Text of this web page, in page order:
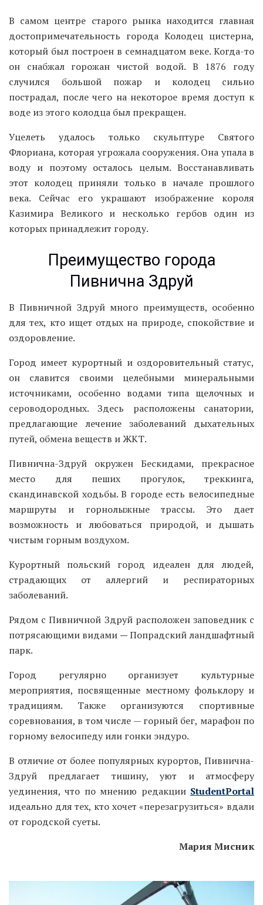
В самом центре старого рынка находится главная
достопримечательность города Колодец цистерна,
который был построен в семнадцатом веке. Когда-то
он снабжал горожан чистой водой. В 1876 году
случился большой пожар и колодец сильно
пострадал, после чего на некоторое время доступ к
воде из этого колодца был прекращен.
Уцелеть удалось только скульптуре Святого
Флориана, которая угрожала сооружения. Она упала в
воду и поэтому осталось целым. Восстанавливать
этот колодец приняли только в начале прошлого
века. Сейчас его украшают изображение короля
Казимира Великого и несколько гербов один из
которых принадлежит городу.
Преимущество города
Пивнична Здруй
В Пивничной Здруй много преимуществ, особенно
для тех, кто ищет отдых на природе, спокойствие и
оздоровление.
Город имеет курортный и оздоровительный статус,
он славится своими целебными минеральными
источниками, особенно водами типа щелочных и
сероводородных. Здесь расположены санатории,
предлагающие лечение заболеваний дыхательных
путей, обмена веществ и ЖКТ.
Пивнична-Здруй окружен Бескидами, прекрасное
место для пеших прогулок, треккинга,
скандинавской ходьбы. В городе есть велосипедные
маршруты и горнолыжные трассы. Это дает
возможность и любоваться природой, и дышать
чистым горным воздухом.
Курортный польский город идеален для людей,
страдающих от аллергий и респираторных
заболеваний.
Рядом с Пивничной Здруй расположен заповедник с
потрясающими видами —Попрадский ландшафтный
парк.
Город регулярно организует культурные
мероприятия, посвященные местному фольклору и
традициям. Также организуются спортивные
соревнования, в том числе — горный бег, марафон по
горному велосипеду или гонки эндуро.
В отличие от более популярных курортов, Пивнична-
Здруй предлагает тишину, уют и атмосферу
уединения, что по мнению редакции StudentPortal
идеально для тех, кто хочет «перезагрузиться» вдали
от городской суеты.
Мария Мисник